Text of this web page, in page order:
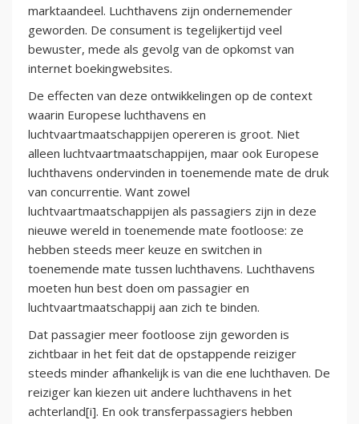
marktaandeel. Luchthavens zijn ondernemender
geworden. De consument is tegelijkertijd veel
bewuster, mede als gevolg van de opkomst van
internet boekingwebsites.
De effecten van deze ontwikkelingen op de context
waarin Europese luchthavens en
luchtvaartmaatschappijen opereren is groot. Niet
alleen luchtvaartmaatschappijen, maar ook Europese
luchthavens ondervinden in toenemende mate de druk
van concurrentie. Want zowel
luchtvaartmaatschappijen als passagiers zijn in deze
nieuwe wereld in toenemende mate footloose: ze
hebben steeds meer keuze en switchen in
toenemende mate tussen luchthavens. Luchthavens
moeten hun best doen om passagier en
luchtvaartmaatschappij aan zich te binden.
Dat passagier meer footloose zijn geworden is
zichtbaar in het feit dat de opstappende reiziger
steeds minder afhankelijk is van die ene luchthaven. De
reiziger kan kiezen uit andere luchthavens in het
achterland[i]. En ook transferpassagiers hebben